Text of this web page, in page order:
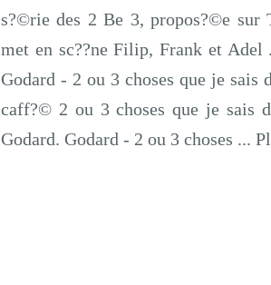
s?©rie des 2 Be 3, propos?©e
met en sc??ne Filip, Frank et Adel
Godard - 2 ou 3 choses que je
caff?© 2 ou 3 choses que je sais
Godard. Godard - 2 ou 3 choses ...